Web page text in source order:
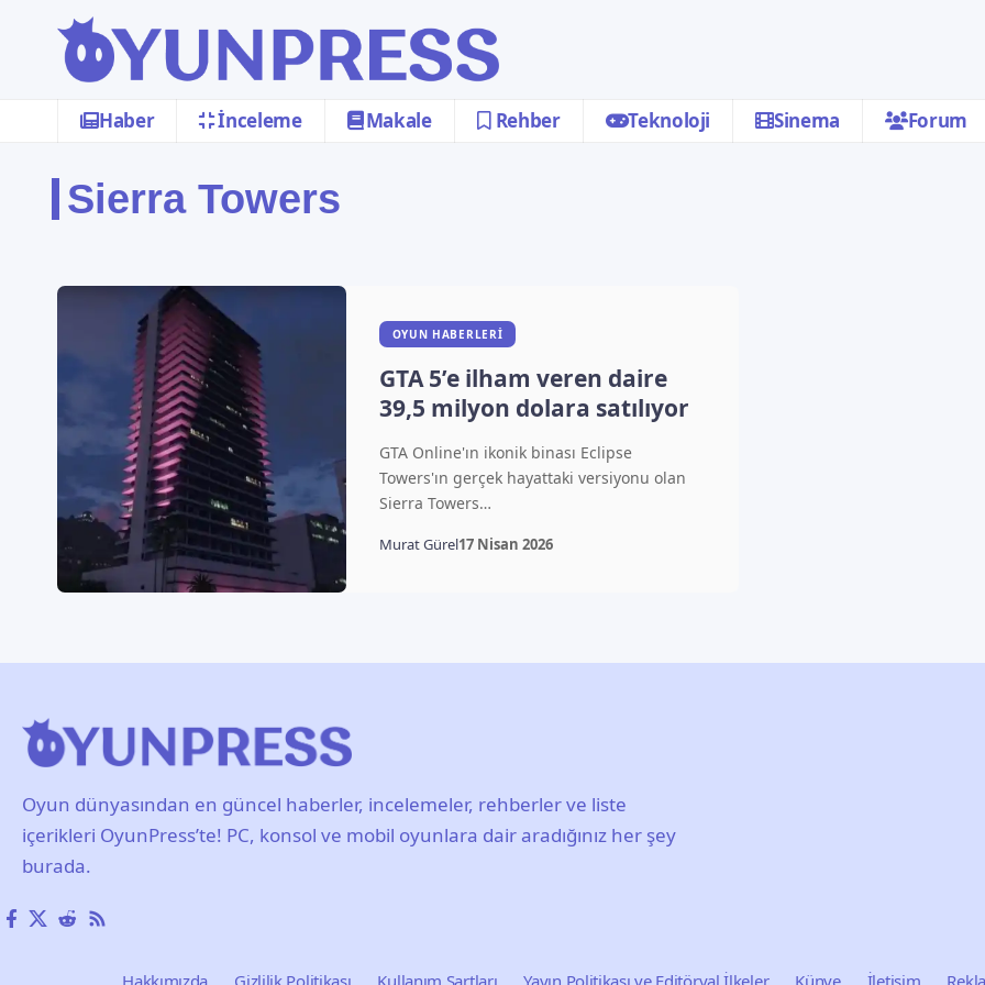
Haber İnceleme Makale Rehber Teknoloji Sinema Forum
Sierra Towers
OYUN HABERLERI
GTA 5’e ilham veren daire
39,5 milyon dolara satılıyor
GTA Online'ın ikonik binası Eclipse
Towers'ın gerçek hayattaki versiyonu olan
Sierra Towers…
Murat Gürel17 Nisan 2026
Oyun dünyasından en güncel haberler, incelemeler, rehberler ve liste
içerikleri OyunPress’te! PC, konsol ve mobil oyunlara dair aradığınız her şey
burada.